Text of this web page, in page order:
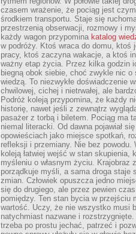
czasem wrażenie, że pociąg jest
środkiem transportu. Staje się
przestrzenią obserwacji, rozmowy i
każdy wagon przypomina katalog
w podróży. Ktoś wraca do domu, ktoś
pracy, ktoś zaczyna wakacje, a ktoś
ważny etap życia. Przez kilka godzin
biegną obok siebie, choć zwykle nic o
wiedzą. To niezwykłe doświadczenie
chwilowej, cichej i nietrwałej, ale
Podróż koleją przypomina, że każdy
historię, nawet jeśli z zewnątrz
pasażer z torbą i biletem. Pociąg ma
niemal literacki. Od dawna pojawiał
opowieściach jako miejsce spotkań,
refleksji i przemiany. Nie bez powodu.
koleją łatwiej wejść w stan skupienia,
myśleniu o własnym życiu. Krajobraz
porządkuje myśli, a sama droga staje
zmian. Człowiek opuszcza jedno
się do drugiego, ale przez pewien
pomiędzy. Ten stan bycia w przejściu
wartość. Uczy, że nie wszystko musi
natychmiast nazwane i rozstrzygnięte.
trzeba po prostu jechać, patrzeć i